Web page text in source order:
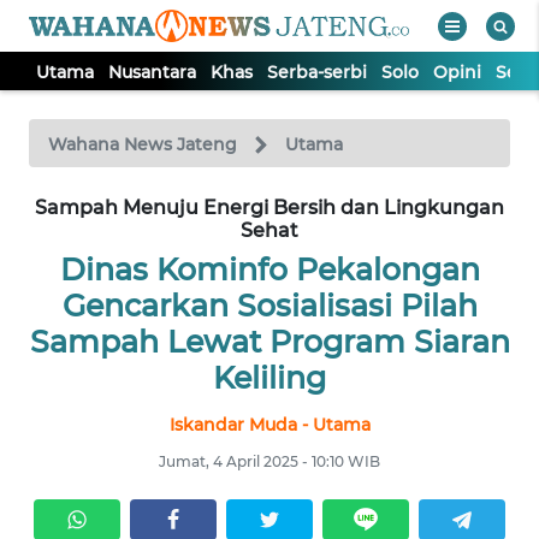
Utama Nusantara Khas Serba-serbi Solo Opini
Wahana News Jateng Utama
Sampah Menuju Energi Bersih dan Lingkungan
Sehat
Dinas Kominfo Pekalongan
Gencarkan Sosialisasi Pilah
Sampah Lewat Program Siaran
Keliling
Iskandar Muda - Utama
Jumat, 4 April 2025 - 10:10 WIB
TV
Tutup
UTAMA
NUSANTARA
KHAS
SOLO